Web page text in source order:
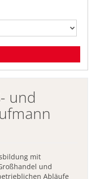
und
mit
und
Abläufe